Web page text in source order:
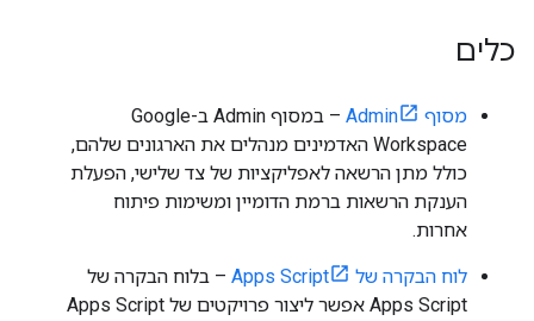
כלים
מסוף Admin
– במסוף Admin ב-Google
Workspace האדמינים מנהלים את הארגונים שלהם,
כולל מתן הרשאה לאפליקציות של צד שלישי, הפעלת
הענקת הרשאות ברמת הדומיין ומשימות פיתוח
אחרות.
לוח הבקרה של Apps Script
– בלוח הבקרה של
Apps Script אפשר ליצור פרויקטים של Apps Script